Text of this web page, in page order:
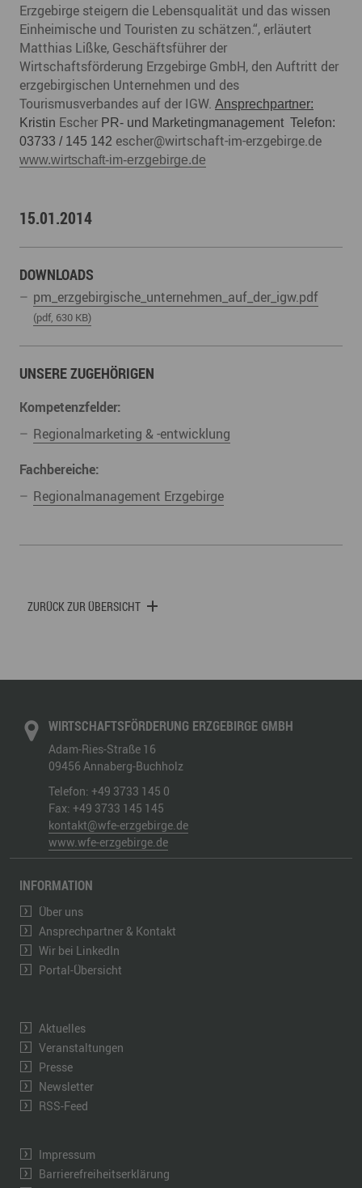
Erzgebirge steigern die Lebensqualität und das wissen
Einheimische und Touristen zu schätzen.“, erläutert
Matthias Lißke, Geschäftsführer der
Wirtschaftsförderung Erzgebirge GmbH, den Auftritt der
erzgebirgischen Unternehmen und des
Tourismusverbandes auf der IGW. Ansprechpartner:
Kristin Escher PR- und Marketingmanagement Telefon:
03733 / 145 142 escher@wirtschaft-im-erzgebirge.de
www.wirtschaft-im-erzgebirge.de
15.01.2014
DOWNLOADS
pm_erzgebirgische_unternehmen_auf_der_igw.pdf
(pdf, 630 KB)
UNSERE ZUGEHÖRIGEN
Kompetenzfelder:
Regionalmarketing & -entwicklung
Fachbereiche:
Regionalmanagement Erzgebirge
ZURÜCK ZUR ÜBERSICHT
WIRTSCHAFTSFÖRDERUNG ERZGEBIRGE GMBH
Adam-Ries-Straße 16
09456 Annaberg-Buchholz
Telefon: +49 3733 145 0
Fax: +49 3733 145 145
kontakt@wfe-erzgebirge.de
www.wfe-erzgebirge.de
INFORMATION
Über uns
Ansprechpartner & Kontakt
Wir bei LinkedIn
Portal-Übersicht
Aktuelles
Veranstaltungen
Presse
Newsletter
RSS-Feed
Impressum
Barrierefreiheitserklärung